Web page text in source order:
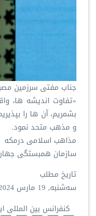
جناب مفتی سرزمین
«تفاوت اندیشه ها،
بشمریم، آن ها را
و مذهب متحد نمود.
مذاهب اسلامی درمکه
سازمان همبستگی
تاریخ مطلب
سه‌شنبه, 19 مارس 2024
کنفرانس بین المللی